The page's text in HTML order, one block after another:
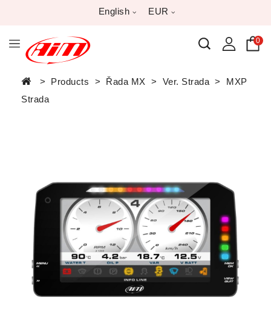
EUR
English
0
Products Řada MX Ver. Strada
MXP
Strada